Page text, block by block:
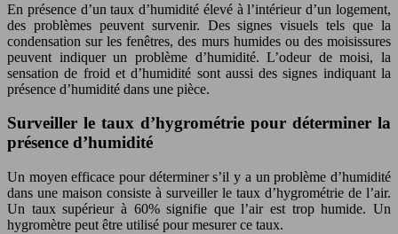
En présence d’un taux d’humidité élevé à l’intérieur d’un logement,
des problèmes peuvent survenir. Des signes visuels tels que la
condensation sur les fenêtres, des murs humides ou des moisissures
peuvent indiquer un problème d’humidité. L’odeur de moisi, la
sensation de froid et d’humidité sont aussi des signes indiquant la
présence d’humidité dans une pièce.
Surveiller le taux d’hygrométrie pour déterminer la
présence d’humidité
Un moyen efficace pour déterminer s’il y a un problème d’humidité
dans une maison consiste à surveiller le taux d’hygrométrie de l’air.
Un taux supérieur à 60% signifie que l’air est trop humide. Un
hygromètre peut être utilisé pour mesurer ce taux.